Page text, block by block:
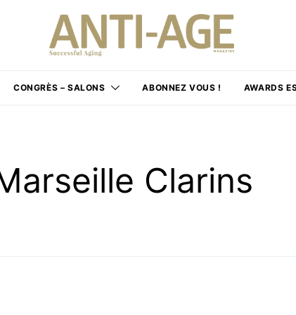
CONGRÈS – SALONS ABONNEZ VOUS ! AWARDS
Clarins